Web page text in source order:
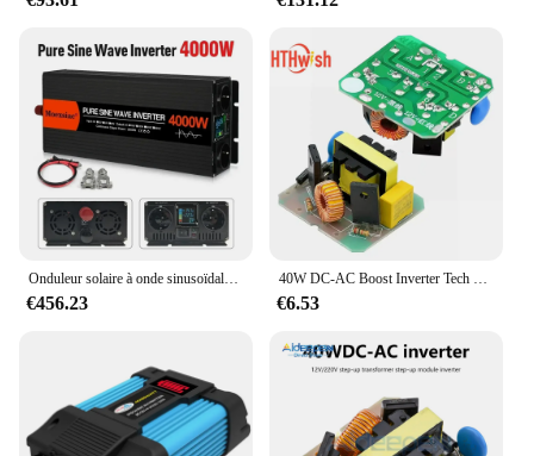
Onduleur solaire à onde sinusoïdale pure, 4000W, 5000W, 6000W, double prise UE, DC 12V, 24V, 48V à AC 220V, 50Hz, 60Hz, Abrters de tension
€456.23
40W DC-AC Boost Inverter Tech 12V à 220V Step ettes Power Tech Tourists Channel Inverse Converter Booster Tech Power Sochi
€6.53